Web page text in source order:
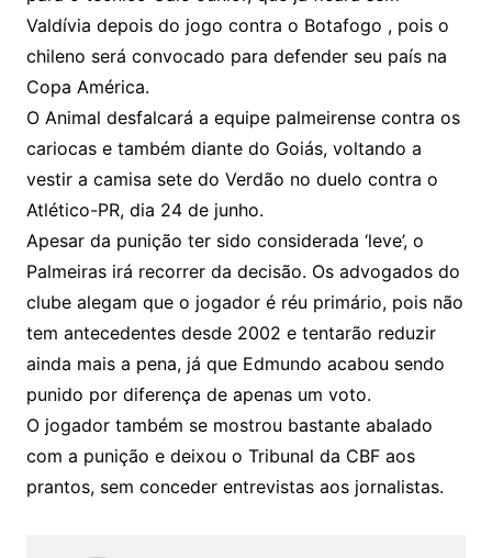
Valdívia depois do jogo contra o Botafogo , pois o
chileno será convocado para defender seu país na
Copa América.
O Animal desfalcará a equipe palmeirense contra os
cariocas e também diante do Goiás, voltando a
vestir a camisa sete do Verdão no duelo contra o
Atlético-PR, dia 24 de junho.
Apesar da punição ter sido considerada ‘leve’, o
Palmeiras irá recorrer da decisão. Os advogados do
clube alegam que o jogador é réu primário, pois não
tem antecedentes desde 2002 e tentarão reduzir
ainda mais a pena, já que Edmundo acabou sendo
punido por diferença de apenas um voto.
O jogador também se mostrou bastante abalado
com a punição e deixou o Tribunal da CBF aos
prantos, sem conceder entrevistas aos jornalistas.